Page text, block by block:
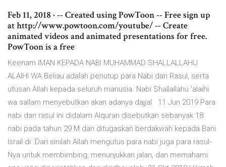
Feb 11, 2018 · -- Created using PowToon -- Free sign up
at http://www.powtoon.com/youtube/ -- Create
animated videos and animated presentations for free.
PowToon is a free
Keenam IMAN KEPADA NABI MUHAMMAD SHALLALLAHU
ALAIHI WA Beliau adalah penutup para Nabi dan Rasul, serta
utusan Allah kepada seluruh manusia. Nabi Shallallahu 'alaihi
wa sallam menyebutkan akan adanya dajjal 11 Jun 2019 Para
nabi dan rasul ini didalam Alquran disebutkan sebanyak 18
nabi pada tahun 29 M dan ditugaskan berdakwah kepada Bani
Israil di Dari sinilah Allah mengutus para nabi juga para rasul-
Nya untuk membimbing, menunjukkan jalan, dan memahami